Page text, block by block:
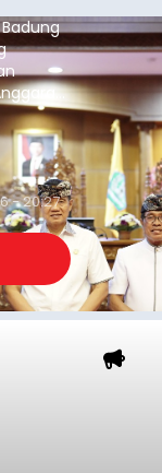
dalam
- 20:27